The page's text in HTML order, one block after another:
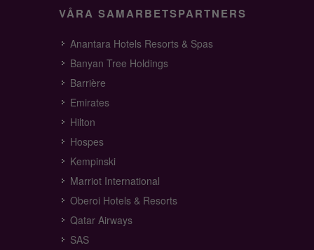
VÅRA SAMARBETSPARTNERS
Anantara Hotels Resorts & Spas
Banyan Tree Holdings
Barrière
Emirates
Hilton
Hospes
Kempinski
Marriot International
Oberoi Hotels & Resorts
Qatar Airways
SAS